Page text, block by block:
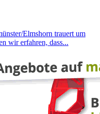
Elmshorn trauert um
wir erfahren, dass...